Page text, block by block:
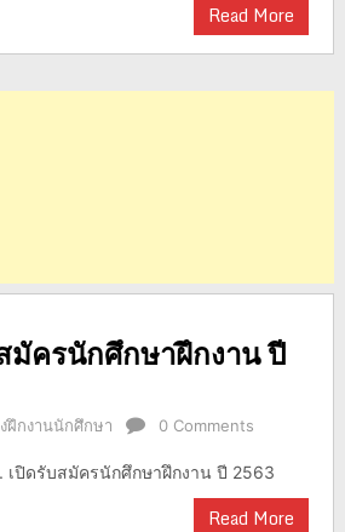
Read More
มัครนักศึกษาฝึกงาน ปี
ฝึกงานนักศึกษา 0 Comments
เปิดรับสมัครนักศึกษาฝึกงาน ปี 2563
Read More